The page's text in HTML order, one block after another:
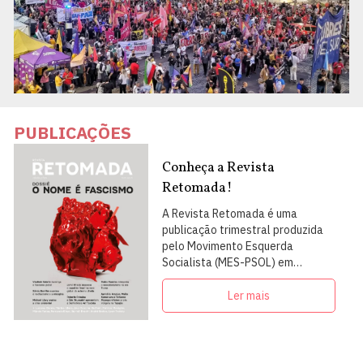
PUBLICAÇÕES
Conheça a Revista
Retomada!
A Revista Retomada é uma
publicação trimestral produzida
pelo Movimento Esquerda
Socialista (MES-PSOL) em
articulação com intelectuais,
militantes e artistas
Ler mais